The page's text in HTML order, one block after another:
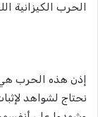
الحرب الكيزانية
إذن هذه الحرب هي
نحتاج لشواهد